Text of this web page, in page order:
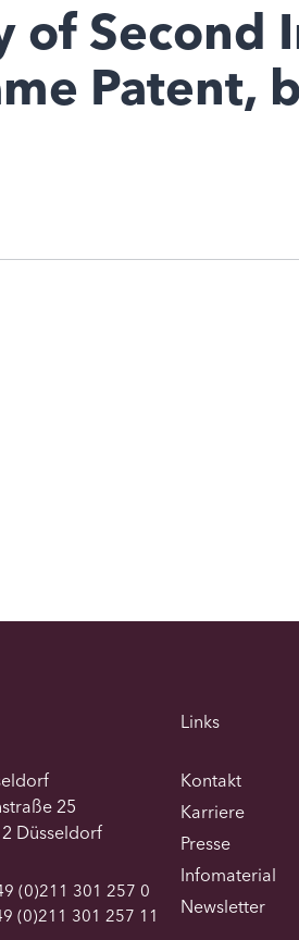
of Second
Patent,
25
Düsseldorf
(0)211 301 257 0
(0)211 301 257 11
Links
Kontakt
Karriere
Presse
Infomaterial
Newsletter